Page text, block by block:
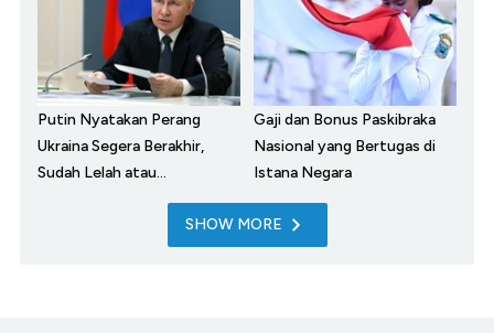
Putin Nyatakan Perang
Ukraina Segera Berakhir,
Sudah Lelah atau...
Gaji dan Bonus Paskibraka
Nasional yang Bertugas di
Istana Negara
SHOW MORE